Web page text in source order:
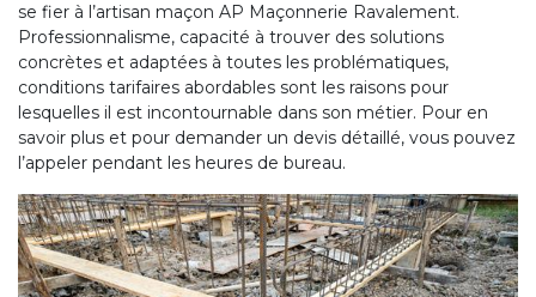
se fier à l’artisan maçon AP Maçonnerie Ravalement.
Professionnalisme, capacité à trouver des solutions
concrètes et adaptées à toutes les problématiques,
conditions tarifaires abordables sont les raisons pour
lesquelles il est incontournable dans son métier. Pour en
savoir plus et pour demander un devis détaillé, vous pouvez
l’appeler pendant les heures de bureau.